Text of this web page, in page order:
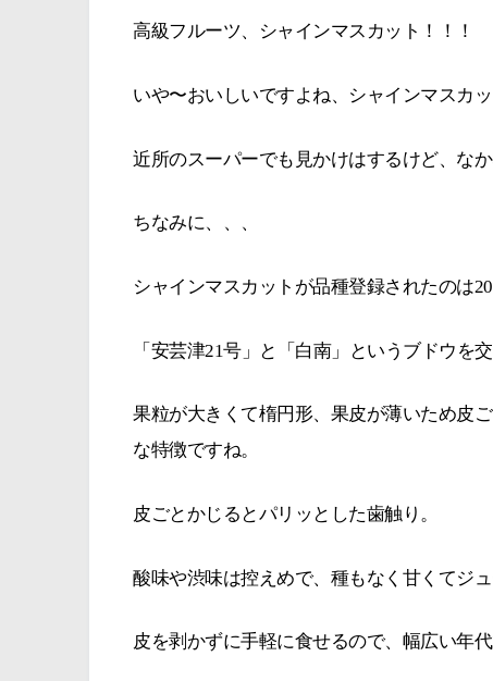
高級フルーツ、シャインマスカット！！！
いや〜おいしいですよね、シャインマスカッ
近所のスーパーでも見かけはするけど、な
ちなみに、、、
シャインマスカットが品種登録されたのは
「安芸津21号」と「白南」というブドウを
果粒が大きくて楕円形、果皮が薄いため皮
な特徴ですね。
皮ごとかじるとパリッとした歯触り。
酸味や渋味は控えめで、種もなく甘くてジュ
皮を剥かずに手軽に食せるので、幅広い年